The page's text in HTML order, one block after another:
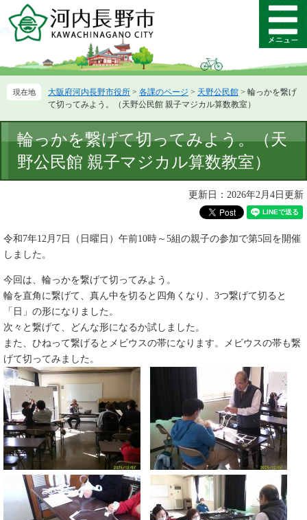
ー
先
ニ
を
て
メ
ニ
ー
大阪府河内長野市役所 > 各課のページ > 天野公民館 > 輪っかを繋げ
て切ってみよう。（天野公民館 親子マジカル算数教室）
文
輪っかを繋げて切ってみよう。（天
野公民館 親子マジカル算数教室）
更新日：2026年2月4日更新
令和7年12月7日（日曜日）午前10時～5組の親子の参加で第5回を開催
しました。
今回は、輪っかを繋げて切ってみよう。
輪を直角に繋げて、真ん中を切ると四角くなり、3つ繋げて切ると
「日」の形になりました。
次々と繋げて、どんな形になるか試しました。
また、ひねって繋げるとメビウスの帯になります。メビウスの帯も繋
げて切ってみました。